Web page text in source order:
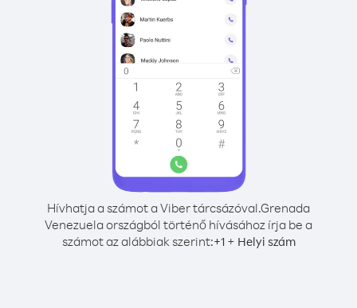
Hívhatja a számot a Viber tárcsázóval.Grenada
Venezuela országból történő hívásához írja be a
számot az alábbiak szerint:+1+ Helyi szám